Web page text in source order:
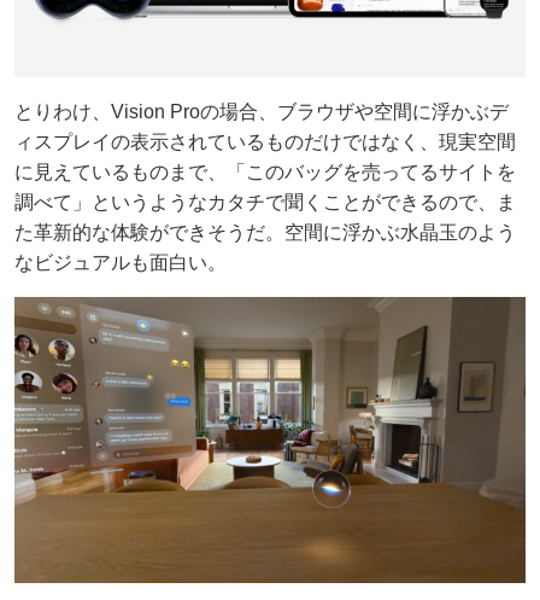
とりわけ、Vision Proの場合、ブラウザや空間に浮かぶデ
ィスプレイの表示されているものだけではなく、現実空間
に見えているものまで、「このバッグを売ってるサイトを
調べて」というようなカタチで聞くことができるので、ま
た革新的な体験ができそうだ。空間に浮かぶ水晶玉のよう
なビジュアルも面白い。